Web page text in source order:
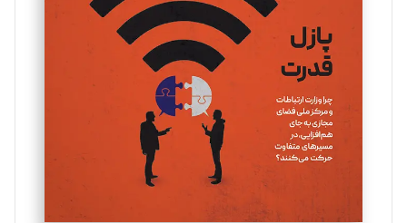
یسنا امان‌پور
تحریریه
ملینا جعفری
تحریریه
مصطفی مسجدی آرانی